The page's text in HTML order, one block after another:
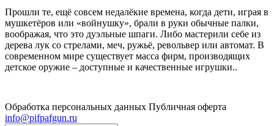
Прошли те, ещё совсем недалёкие времена, когда дети, играя в
мушкетёров или «войнушку», брали в руки обычные палки,
воображая, что это дуэльные шпаги. Либо мастерили себе из
дерева лук со стрелами, меч, ружьё, револьвер или автомат. В
современном мире существует масса фирм, производящих
детское оружие – доступные и качественные игрушки..
Обработка персональных данных Публичная оферта
info@pifpafgun.ru